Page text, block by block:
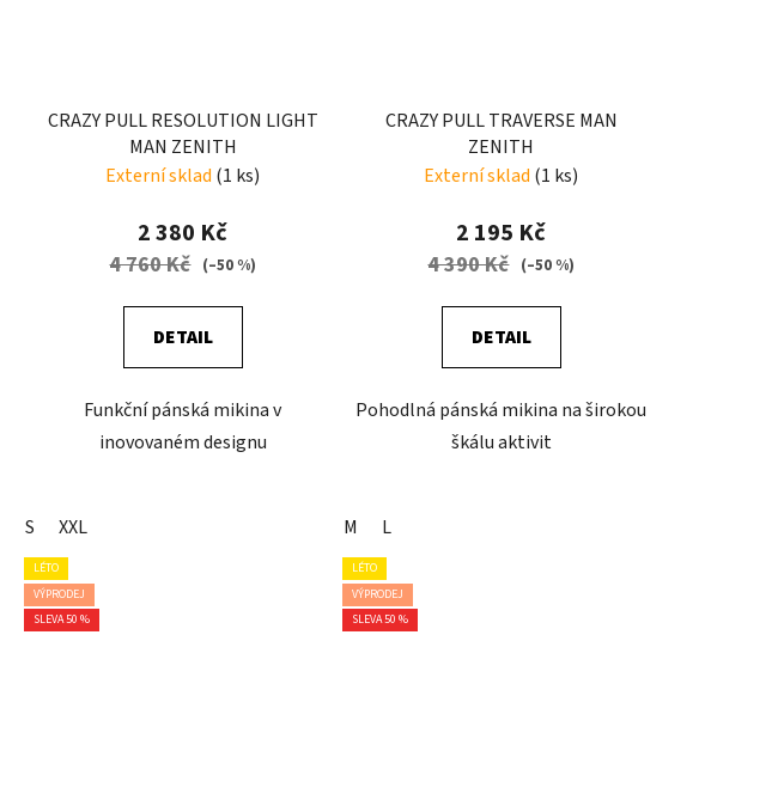
CRAZY PULL RESOLUTION LIGHT
MAN ZENITH
Externí sklad (1 ks)
2 380 Kč
4 760 Kč (–50 %)
DETAIL
Funkční pánská mikina v
inovovaném designu
S XXL
CRAZY PULL TRAVERSE MAN
ZENITH
Externí sklad (1 ks)
2 195 Kč
4 390 Kč (–50 %)
DETAIL
Pohodlná pánská mikina na širokou
škálu aktivit
M L
LÉTO
VÝPRODEJ
SLEVA 50 %
LÉTO
VÝPRODEJ
SLEVA 50 %